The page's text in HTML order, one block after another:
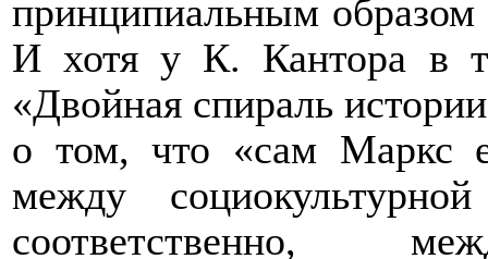
принципиальным образом
И хотя у К. Кантора в
«Двойная спираль
о том, что «сам Маркс
между
соответственно,